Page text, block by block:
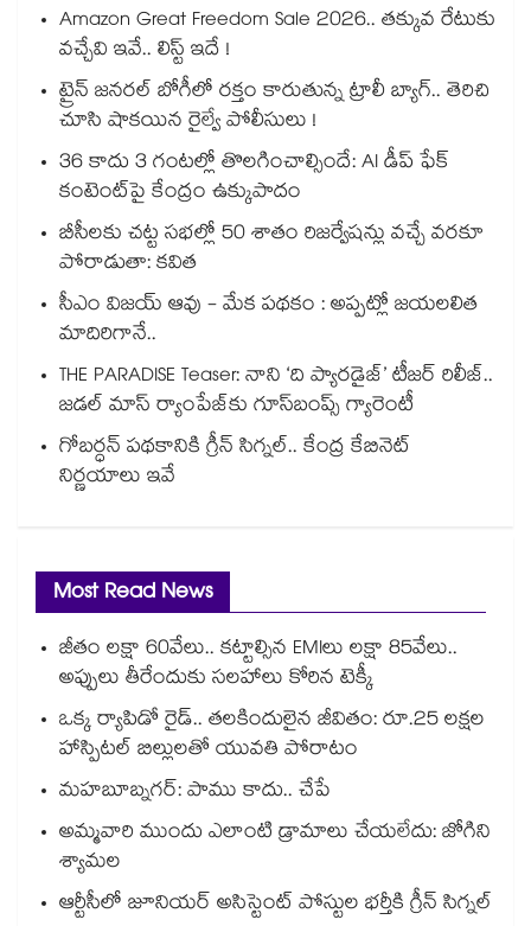
Amazon Great Freedom Sale 2026.. తక్కువ రేటుకు
వచ్చేవి ఇవే.. లిస్ట్ ఇదే !
ట్రైన్ జనరల్ బోగీలో రక్తం కారుతున్న ట్రాలీ బ్యాగ్.. తెరిచి
చూసి షాకయిన రైల్వే పోలీసులు !
36 కాదు 3 గంటల్లో తొలగించాల్సిందే: AI డీప్ ఫేక్
కంటెంట్‎పై కేంద్రం ఉక్కుపాదం
బీసీలకు చట్ట సభల్లో 50 శాతం రిజర్వేషన్లు వచ్చే వరకూ
పోరాడుతా: కవిత
సీఎం విజయ్ ఆవు - మేక పథకం : అప్పట్లో జయలలిత
మాదిరిగానే..
THE PARADISE Teaser: నాని ‘ది ప్యారడైజ్‌‌’ టీజర్ రిలీజ్..
జడల్ మాస్ ర్యాంపేజ్‌కు గూస్‌బంప్స్ గ్యారెంటీ
గోబర్ధన్ పథకానికి గ్రీన్ సిగ్నల్.. కేంద్ర కేబినెట్
నిర్ణయాలు ఇవే
Most Read News
జీతం లక్షా 60వేలు.. కట్టాల్సిన EMIలు లక్షా 85వేలు..
అప్పులు తీరేందుకు సలహాలు కోరిన టెక్కీ
ఒక్క ర్యాపిడో రైడ్.. తలకిందులైన జీవితం: రూ.25 లక్షల
హాస్పిటల్ బిల్లులతో యువతి పోరాటం
మహబూబ్నగర్: పాము కాదు.. చేపే
అమ్మవారి ముందు ఎలాంటి డ్రామాలు చేయలేదు: జోగిని
శ్యామల
ఆర్టీసీలో జూనియర్ అసిస్టెంట్‌‌ పోస్టుల భర్తీకి గ్రీన్‌‌ సిగ్నల్